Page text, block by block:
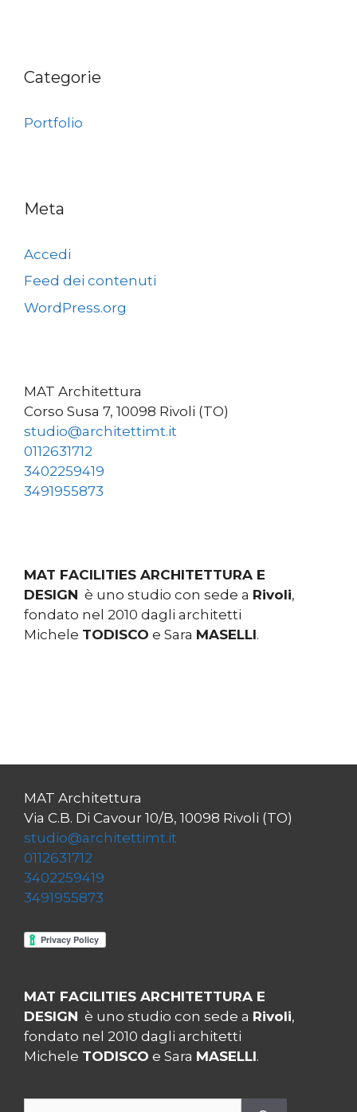
Categorie
Portfolio
Meta
Accedi
Feed dei contenuti
WordPress.org
MAT Architettura
Corso Susa 7, 10098 Rivoli (TO)
studio@architettimt.it
0112631712
3402259419
3491955873
MAT FACILITIES ARCHITETTURA E
DESIGN è uno studio con sede a Rivoli,
fondato nel 2010 dagli architetti
Michele TODISCO e Sara MASELLI.
MAT Architettura
Via C.B. Di Cavour 10/B, 10098 Rivoli (TO)
studio@architettimt.it
0112631712
3402259419
3491955873
MAT FACILITIES ARCHITETTURA E
DESIGN è uno studio con sede a Rivoli,
fondato nel 2010 dagli architetti
Michele TODISCO e Sara MASELLI.